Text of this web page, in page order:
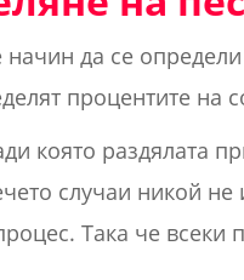
начин да се
процентите на
която раздялата
случаи никой не
Така че